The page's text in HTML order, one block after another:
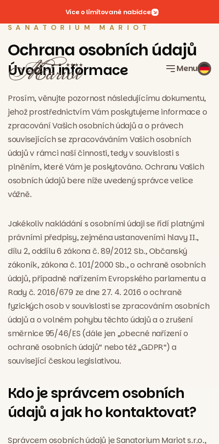
Více o limitované nabídce
Menu
SANATORIUM MARIOT
Ochrana osobních údajů
Úvodní informace
Prosím, věnujte pozornost následujícímu dokumentu,
jehož prostřednictvím Vám poskytujeme informace o
zpracování Vašich osobních údajů a o právech
souvisejících se zpracováváním Vašich osobních
údajů v rámci naší činnosti, tedy v souvislosti s
plněním, které Vám je poskytováno. Ochranu Vašich
osobních údajů bere níže uvedený správce velice
vážně.
Jakékoliv nakládání s osobními údaji se řídí platnými
právními předpisy, zejména ustanoveními hlavy II.,
dílu 2, oddílu 6 zákona č. 89/2012 Sb., Občanský
zákoník, zákona č. 101/2000 Sb., o ochraně osobních
údajů, případně nařízením Evropského parlamentu a
Rady č. 2016/679 ze dne 27. 4. 2016 o ochraně
fyzických osob v souvislosti se zpracováním osobních
údajů a o volném pohybu těchto údajů a o zrušení
směrnice 95/46/ES (dále jen „obecné nařízení o
ochraně osobních údajů“ nebo též „GDPR“) a
související českou legislativou.
Kdo je správcem osobních
údajů a jak ho kontaktovat?
Správcem osobních údajů je Sanatorium Mariot s.r.o.,